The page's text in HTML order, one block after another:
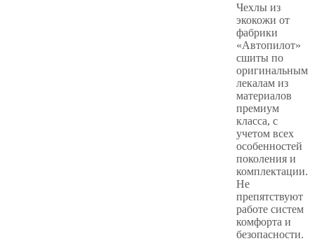
Чехлы из
экокожи от
фабрики
«Автопилот»
сшиты по
оригинальным
лекалам из
материалов
премиум
класса, с
учетом всех
особенностей
поколения и
комплектации.
Не
препятствуют
работе систем
комфорта и
безопасности.